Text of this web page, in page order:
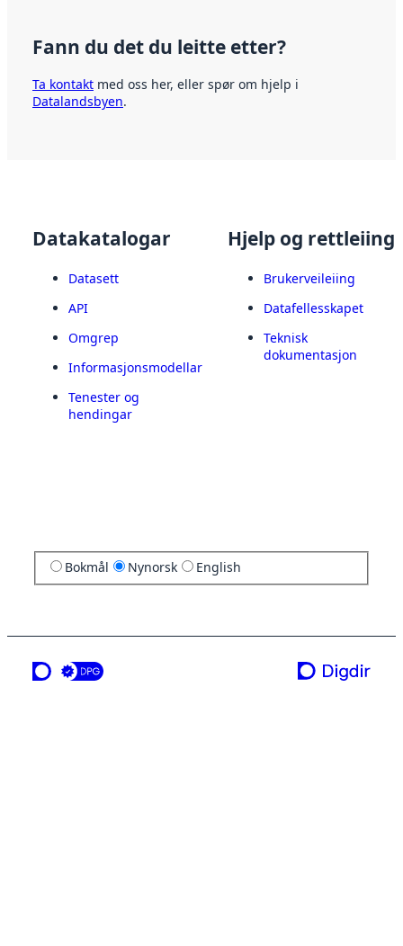
Fann du det du leitte etter?
Ta kontakt med oss her, eller spør om hjelp i
Datalandsbyen.
Datakatalogar
Datasett
API
Omgrep
Informasjonsmodellar
Tenester og
hendingar
Hjelp og rettleiing
Brukerveileiing
Datafellesskapet
Teknisk
dokumentasjon
Bokmål Nynorsk English